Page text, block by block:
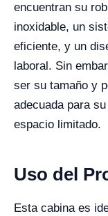
encuentran su
inoxidable, un
eficiente, y un
laboral. Sin
ser su tamaño y
adecuada para
espacio limitado.
Uso del
Esta cabina es